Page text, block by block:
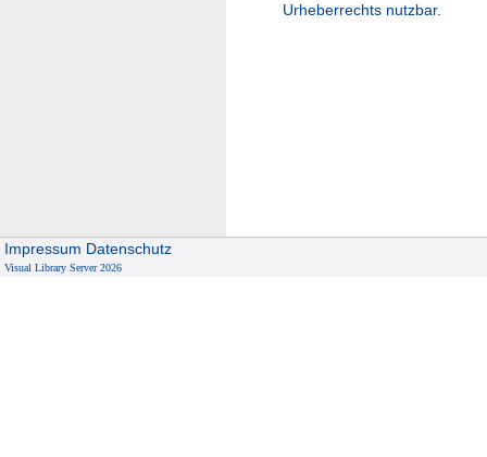
Urheberrechts nutzbar.
Impressum Datenschutz
Visual Library Server 2026